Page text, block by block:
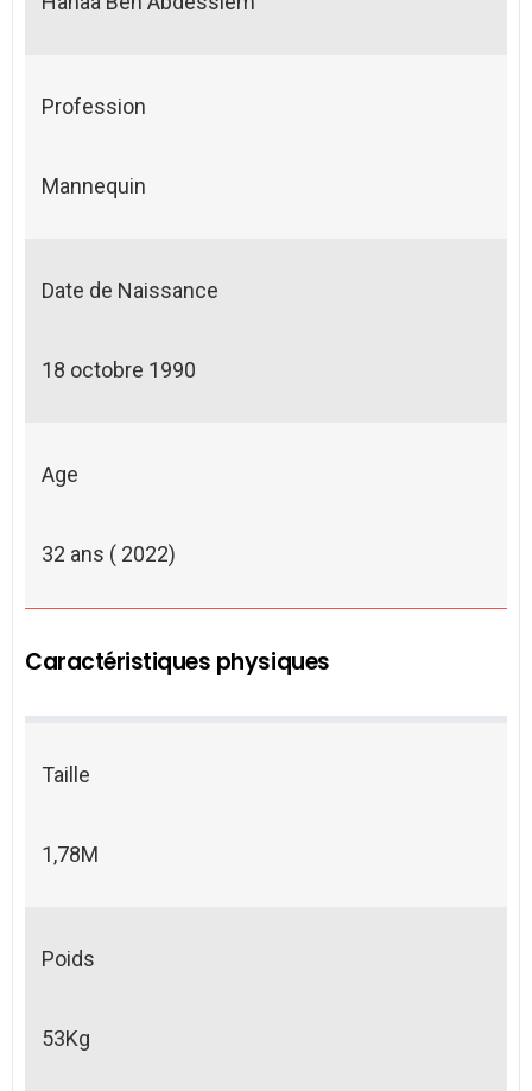
Profession
Mannequin
Date de Naissance
18 octobre 1990
Age
32 ans ( 2022)
Caractéristiques physiques
Taille
1,78M
Poids
53Kg